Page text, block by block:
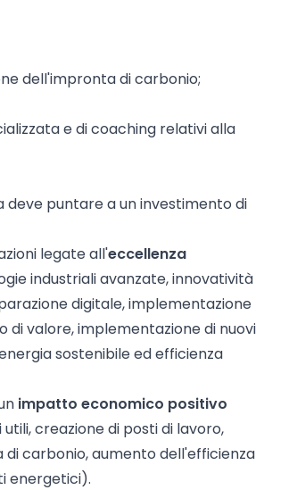
dell'impronta di carbonio;
e di coaching relativi alla
deve puntare a un investimento di
legate all'eccellenza
industriali avanzate, innovatività
digitale, implementazione
di valore, implementazione di nuovi
sostenibile ed efficienza
impatto economico positivo
creazione di posti di lavoro,
di carbonio, aumento dell'efficienza
energetici).